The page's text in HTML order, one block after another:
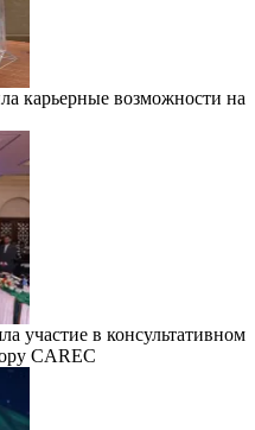
карьерные возможности на
участие в консультативном
CAREC